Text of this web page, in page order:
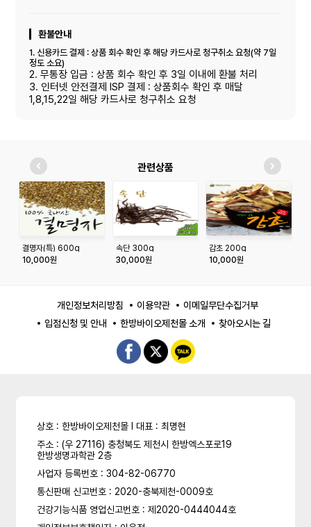
환불안내
1. 신용카드 결제 : 상품 회수 확인 후 해당 카드사로 청구취소 요청(약 7일
정도 소요)
2. 무통장 입금 : 상품 회수 확인 후 3일 이내에 환불 처리
3. 인터넷 안전결제 ISP 결제 : 상품회수 확인 후 매달
1,8,15,22일 해당 카드사로 청구취소 요청
관련상품
결명자(특) 600g
10,000원
속단 300g
30,000원
감초 200g
10,000원
개인정보처리방침 이용약관
이메일무단수집거부
입점신청 및 안내
한방바이오제천몰 소개 찾아오시는 길
상호 : 한방바이오제천몰 l 대표 : 최명현
주소 : (우 27116) 충청북도 제천시 한방엑스포로19
한방생명과학관 2층
사업자 등록번호 : 304-82-06770
통신판매 신고번호 : 2020-충북제천-0009호
건강기능식품 영업신고번호 : 제2020-0444044호